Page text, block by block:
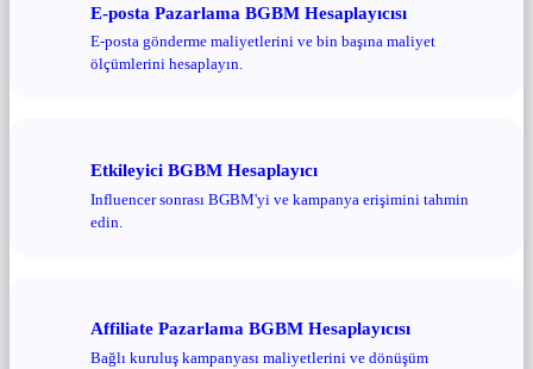
E-posta Pazarlama BGBM Hesaplayıcısı
E-posta gönderme maliyetlerini ve bin başına maliyet
ölçümlerini hesaplayın.
Etkileyici BGBM Hesaplayıcı
Influencer sonrası BGBM'yi ve kampanya erişimini tahmin
edin.
Affiliate Pazarlama BGBM Hesaplayıcısı
Bağlı kuruluş kampanyası maliyetlerini ve dönüşüm